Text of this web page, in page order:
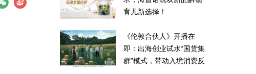
育儿新选择！
《伦敦合伙人》开播在
即：出海创业试水“国货集
群”模式，带动入境消费反